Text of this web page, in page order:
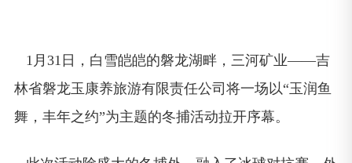
1月31日，白雪皑皑的磐龙湖畔，三河矿业——吉
林省磐龙玉康养旅游有限责任公司将一场以“玉润鱼
舞，丰年之约”为主题的冬捕活动拉开序幕。